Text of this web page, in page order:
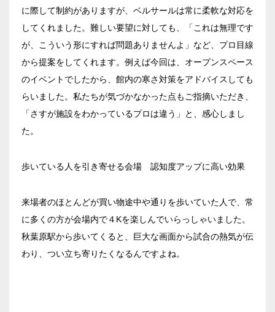
に際して制約がありますが、ベルサールは常に柔軟な対応を
してくれました。難しい要望に対しても、「これは無理です
が、こういう形にすれば問題ありませんよ」など、プロ目線
から提案をしてくれます。例えば今回は、オープンスペース
のイベントでしたから、館内の寒さ対策をアドバイスしても
らいました。私たちが気づかなかった点もご指摘いただき、
「さすが施設をわかっているプロは違う」と、感心しまし
た。
歩いている人を引き寄せる会場 認知度アップに高い効果
来場者のほとんどが買い物途中や通りを歩いていた人で、常
に多くの方が会場内で４Kを楽しんでいらっしゃいました。
秋葉原駅から歩いてくると、巨大な画面から試合の熱気が伝
わり、つい立ち寄りたくなるんですよね。
エリア／施設※複数選択可能
新宿・高田馬場エリア
新宿住友ホール
ベルサール新宿セントラルパーク
ベルサール高田馬場
秋葉原・神田・東京エリア
ベルサール秋葉原
ベルサール半蔵門
ベルサール飯田橋ファースト
ベルサール神保町アネックス
ベルサール神保町
ベルサール九段
ベルサール渋谷ファースト
ベルサール渋谷ガーデン
六本木・虎ノ門エリア
泉ガーデンギャラリー
汐留・御成門・芝公園エリア